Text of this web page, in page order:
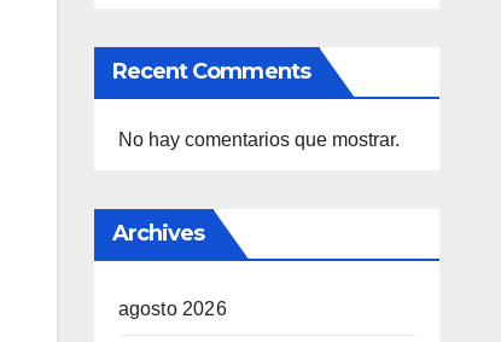
Recent Comments
No hay comentarios que mostrar.
Archives
agosto 2026